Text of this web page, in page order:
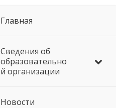
Главная
Сведения об
образовательно
й организации
Новости